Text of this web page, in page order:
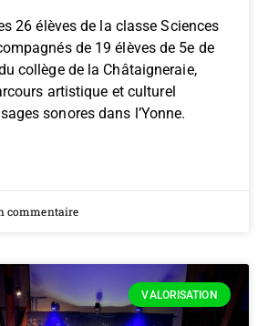
26 élèves de la classe Sciences
de 19 élèves de 5e de
collège de la Châtaigneraie,
artistique et culturel
sonores dans l’Yonne.
commentaire
VALORISATION